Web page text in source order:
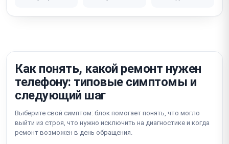
Как понять, какой ремонт нужен
телефону: типовые симптомы и
следующий шаг
Выберите свой симптом: блок помогает понять, что могло
выйти из строя, что нужно исключить на диагностике и когда
ремонт возможен в день обращения.